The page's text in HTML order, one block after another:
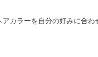
カラーを自分の好みに合わ